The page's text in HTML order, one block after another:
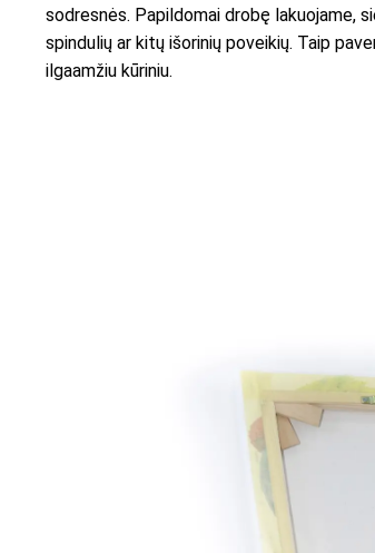
sodresnės. Papildomai drobę lakuojame,
spindulių ar kitų išorinių poveikių. Taip
ilgaamžiu kūriniu.